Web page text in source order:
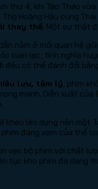
thứ 4, khi Tào Tháo
Hoàng Hậu cùng
thay thế. Một sự thật
nằm ở mối quan hệ
loạn lạc, tình nghĩa
có thể đánh đổi
lưu, tâm lý , phim
manh. Diễn xuất
khéo léo dựng nên
đáng xem của thể
vẹn bộ phim với chất
tục kho phim đa dạng